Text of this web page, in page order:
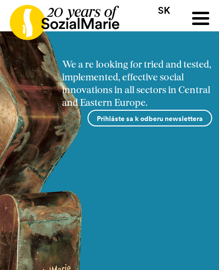
SK
HU SK SL
ProjektyInsightsMédiá Kontakt
We a re looking for tried and tested,
implemented, effective social
innovations in all sectors in Central
and Eastern Europe.
Prihláste sa k odberu newslettera